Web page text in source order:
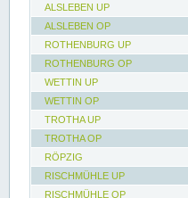
ALSLEBEN UP
ALSLEBEN OP
ROTHENBURG UP
ROTHENBURG OP
WETTIN UP
WETTIN OP
TROTHA UP
TROTHA OP
RÖPZIG
RISCHMÜHLE UP
RISCHMÜHLE OP